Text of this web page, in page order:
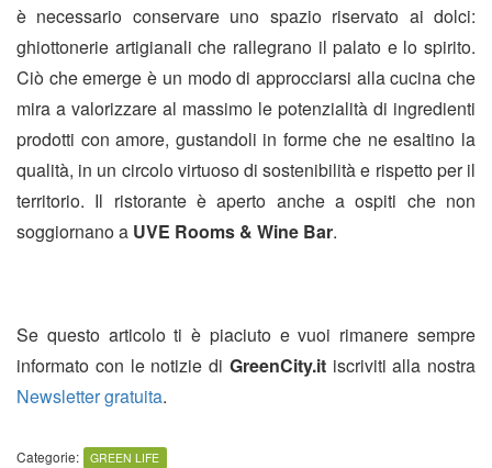
è necessario conservare uno spazio riservato ai dolci:
ghiottonerie artigianali che rallegrano il palato e lo spirito.
Ciò che emerge è un modo di approcciarsi alla cucina che
mira a valorizzare al massimo le potenzialità di ingredienti
prodotti con amore, gustandoli in forme che ne esaltino la
qualità, in un circolo virtuoso di sostenibilità e rispetto per il
territorio. Il ristorante è aperto anche a ospiti che non
soggiornano a UVE Rooms & Wine Bar.
Se questo articolo ti è piaciuto e vuoi rimanere sempre
informato con le notizie di GreenCity.itiscriviti alla nostra
Newsletter gratuita.
Categorie: GREEN LIFE